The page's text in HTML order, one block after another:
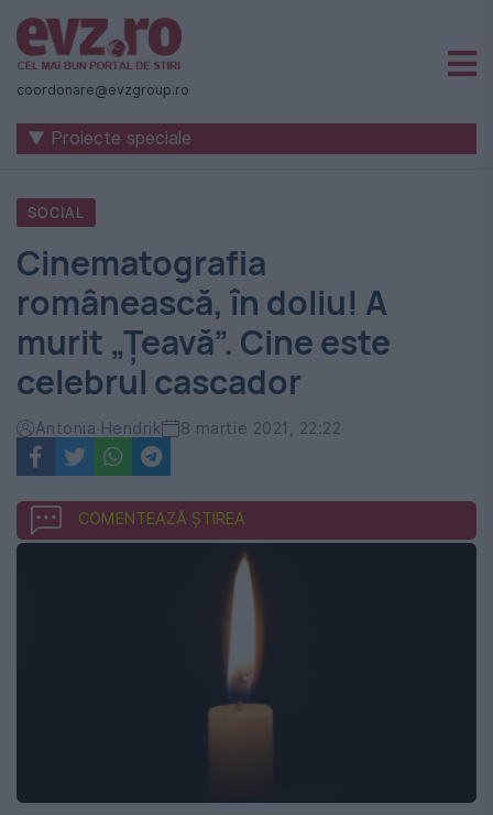
Știri
naționale
internaționale
România
-
Evenimentul
Zilei
coordonare@evzgroup.ro
▼ Proiecte speciale
SOCIAL
Cinematografia
românească, în doliu! A
murit „Țeavă”. Cine este
celebrul cascador
Antonia Hendrik 8 martie 2021, 22:22
COMENTEAZĂ ȘTIREA